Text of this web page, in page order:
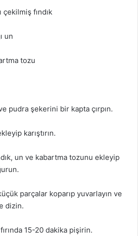
çekilmiş fındık
un
tozu
pudra şekerini bir kapta çırpın.
karıştırın.
un ve kabartma tozunu ekleyip
parçalar koparıp yuvarlayın ve
dizin.
15-20 dakika pişirin.